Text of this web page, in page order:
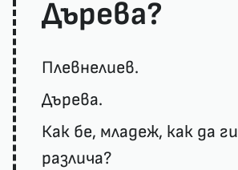
Дърева?
Плевнелиев.
Дърева.
Как бе, младеж, как да ги
различа?